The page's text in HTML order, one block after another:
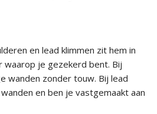
en lead klimmen zit hem in
waarop je gezekerd bent. Bij
wanden zonder touw. Bij lead
en ben je vastgemaakt aan